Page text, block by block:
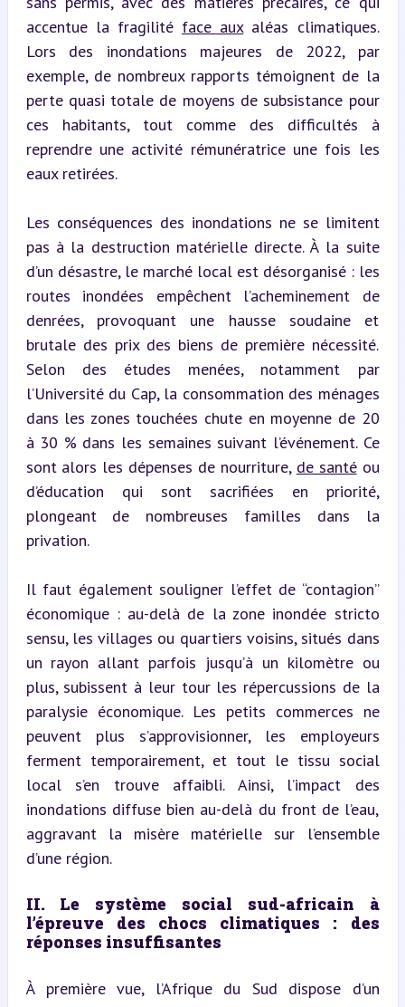
accentue la fragilité face aux aléas climatiques.
Lors des inondations majeures de 2022, par
exemple, de nombreux rapports témoignent de la
perte quasi totale de moyens de subsistance pour
ces habitants, tout comme des difficultés à
reprendre une activité rémunératrice une fois les
eaux retirées.
Les conséquences des inondations ne se limitent
pas à la destruction matérielle directe. À la suite
d’un désastre, le marché local est désorganisé : les
routes inondées empêchent l’acheminement de
denrées, provoquant une hausse soudaine et
brutale des prix des biens de première nécessité.
Selon des études menées, notamment par
l’Université du Cap, la consommation des ménages
dans les zones touchées chute en moyenne de 20
à 30 % dans les semaines suivant l’événement. Ce
sont alors les dépenses de nourriture, de santé ou
d’éducation qui sont sacrifiées en priorité,
plongeant de nombreuses familles dans la
privation.
Il faut également souligner l’effet de “contagion”
économique : au-delà de la zone inondée stricto
sensu, les villages ou quartiers voisins, situés dans
un rayon allant parfois jusqu’à un kilomètre ou
plus, subissent à leur tour les répercussions de la
paralysie économique. Les petits commerces ne
peuvent plus s’approvisionner, les employeurs
ferment temporairement, et tout le tissu social
local s’en trouve affaibli. Ainsi, l’impact des
inondations diffuse bien au-delà du front de l’eau,
aggravant la misère matérielle sur l’ensemble
d’une région.
II. Le système social sud-africain à
l’épreuve des chocs climatiques : des
réponses insuffisantes
À première vue, l’Afrique du Sud dispose d’un